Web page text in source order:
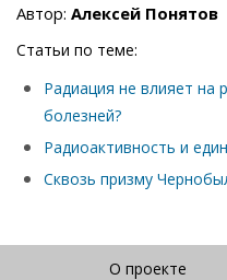
Автор: Алексей Понятов
Статьи по теме:
Радиация не влияет на
болезней?
Радиоактивность и
Сквозь призму
О проекте